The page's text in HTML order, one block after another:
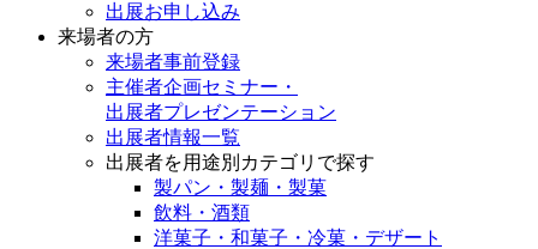
出展お申し込み
来場者の方
来場者事前登録
主催者企画セミナー・
出展者プレゼンテーション
出展者情報一覧
出展者を用途別カテゴリで探す
製パン・製麺・製菓
飲料・酒類
洋菓子・和菓子・冷菓・デザート